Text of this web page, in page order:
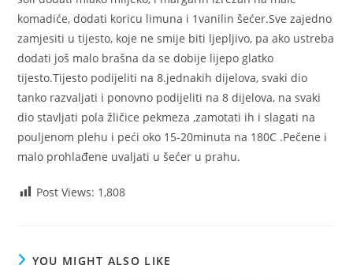
komadiće, dodati koricu limuna i 1vanilin šećer.Sve zajedno
zamjesiti u tijesto, koje ne smije biti ljepljivo, pa ako ustreba
dodati još malo brašna da se dobije lijepo glatko
tijesto.Tijesto podijeliti na 8.jednakih dijelova, svaki dio
tanko razvaljati i ponovno podijeliti na 8 dijelova, na svaki
dio stavljati pola žličice pekmeza ,zamotati ih i slagati na
pouljenom plehu i peći oko 15-20minuta na 180C .Pečene i
malo prohlađene uvaljati u šećer u prahu.
Post Views: 1,808
YOU MIGHT ALSO LIKE